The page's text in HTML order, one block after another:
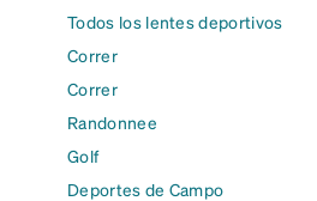
Todos los lentes deportivos
Correr
Correr
Randonnee
Golf
Deportes de Campo